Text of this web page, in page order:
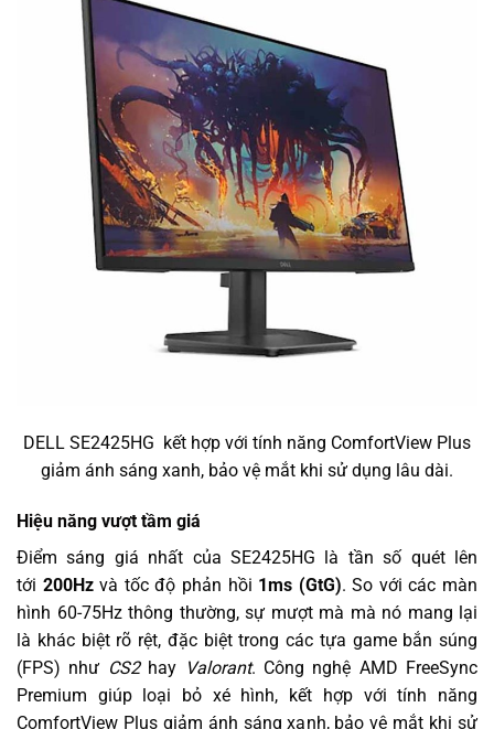
DELL SE2425HG kết hợp với tính năng ComfortView Plus
giảm ánh sáng xanh, bảo vệ mắt khi sử dụng lâu dài.
Hiệu năng vượt tầm giá
Điểm sáng giá nhất của SE2425HG là tần số quét lên
tới 200Hzvà tốc độ phản hồi 1ms (GtG). So với các màn
hình 60-75Hz thông thường, sự mượt mà mà nó mang lại
là khác biệt rõ rệt, đặc biệt trong các tựa game bắn súng
(FPS) như CS2hay Valorant. Công nghệ AMD FreeSync
Premium giúp loại bỏ xé hình, kết hợp với tính năng
ComfortView Plus giảm ánh sáng xanh, bảo vệ mắt khi sử